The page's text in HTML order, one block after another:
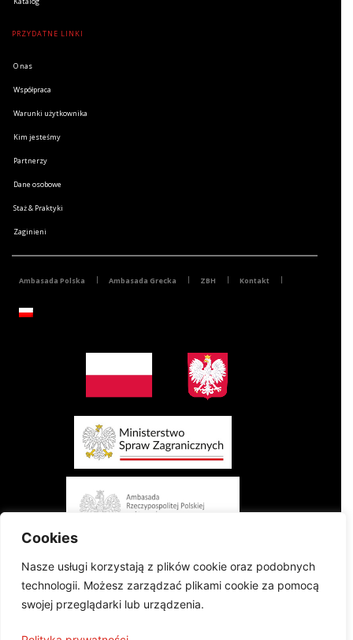
Cookies
Nasze usługi korzystają z plików cookie oraz podobnych
technologii. Możesz zarządzać plikami cookie za pomocą
swojej przeglądarki lub urządzenia.
PRZYDATNE LINKI
O nas
Współpraca
Warunki użytkownika
Kim jesteśmy
Partnerzy
Dane osobowe
Staż & Praktyki
Zaginieni
Ambasada Polska Ambasada Grecka ZBH Kontakt
Projekt finansowany przez Ministerstwo Spraw Zagranicznych Rzeczypospolitej